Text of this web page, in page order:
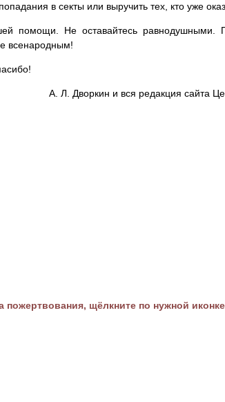
в секты или выручить тех, кто уже
помощи. Не оставайтесь равнодушными.
всенародным!
А. Л. Дворкин и вся редакция сайта
щёлкните по нужной